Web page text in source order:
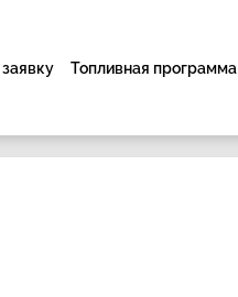
Топливная программа